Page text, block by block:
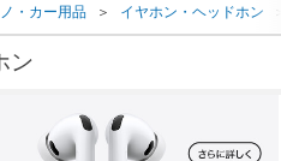
・カー用品 ＞ イヤホン・ヘッドホン
ン